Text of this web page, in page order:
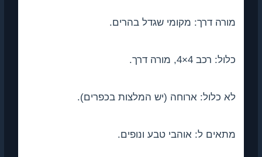
דרך: מקומי שגדל בהרים.
רכב 4×4, מורה דרך.
כלול: ארוחה (יש המלצות בכפרים).
ל: אוהבי טבע ונופים.